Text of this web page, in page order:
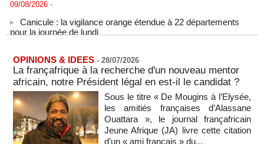
pour la journée de lundi
09/08/2026 -
Biden s’est aggravé, annonce son fils
09/08/2026 -
Des échanges de frappes font cinq morts en Ukraine et en
Russie
09/08/2026 -
L'Iran exige pour rouvrir Ormuz que les Etats-Unis acceptent
"toutes" ses conditions
OPINIONS & IDEES - 28/07/2026
La françafrique à la recherche d'un nouveau mentor
africain, notre Président légal en est-il le candidat ?
Sous le titre « De Mougins à l’Elysée,
les amitiés françaises d’Alassane
Ouattara », le journal françafricain
Jeune Afrique (JA) livre cette citation
d’un « ami français » du...